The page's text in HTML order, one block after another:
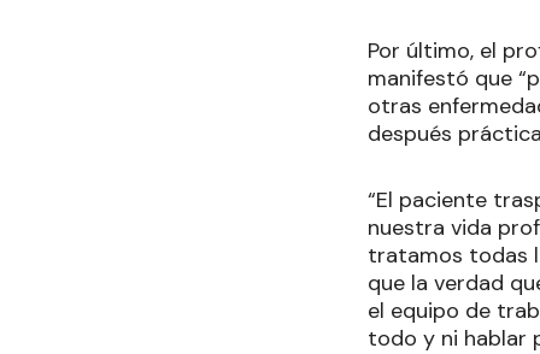
Por último, el
manifestó que
otras
después
“El paciente
nuestra vida
tratamos todas
que la verdad
el equipo de
todo y ni hablar